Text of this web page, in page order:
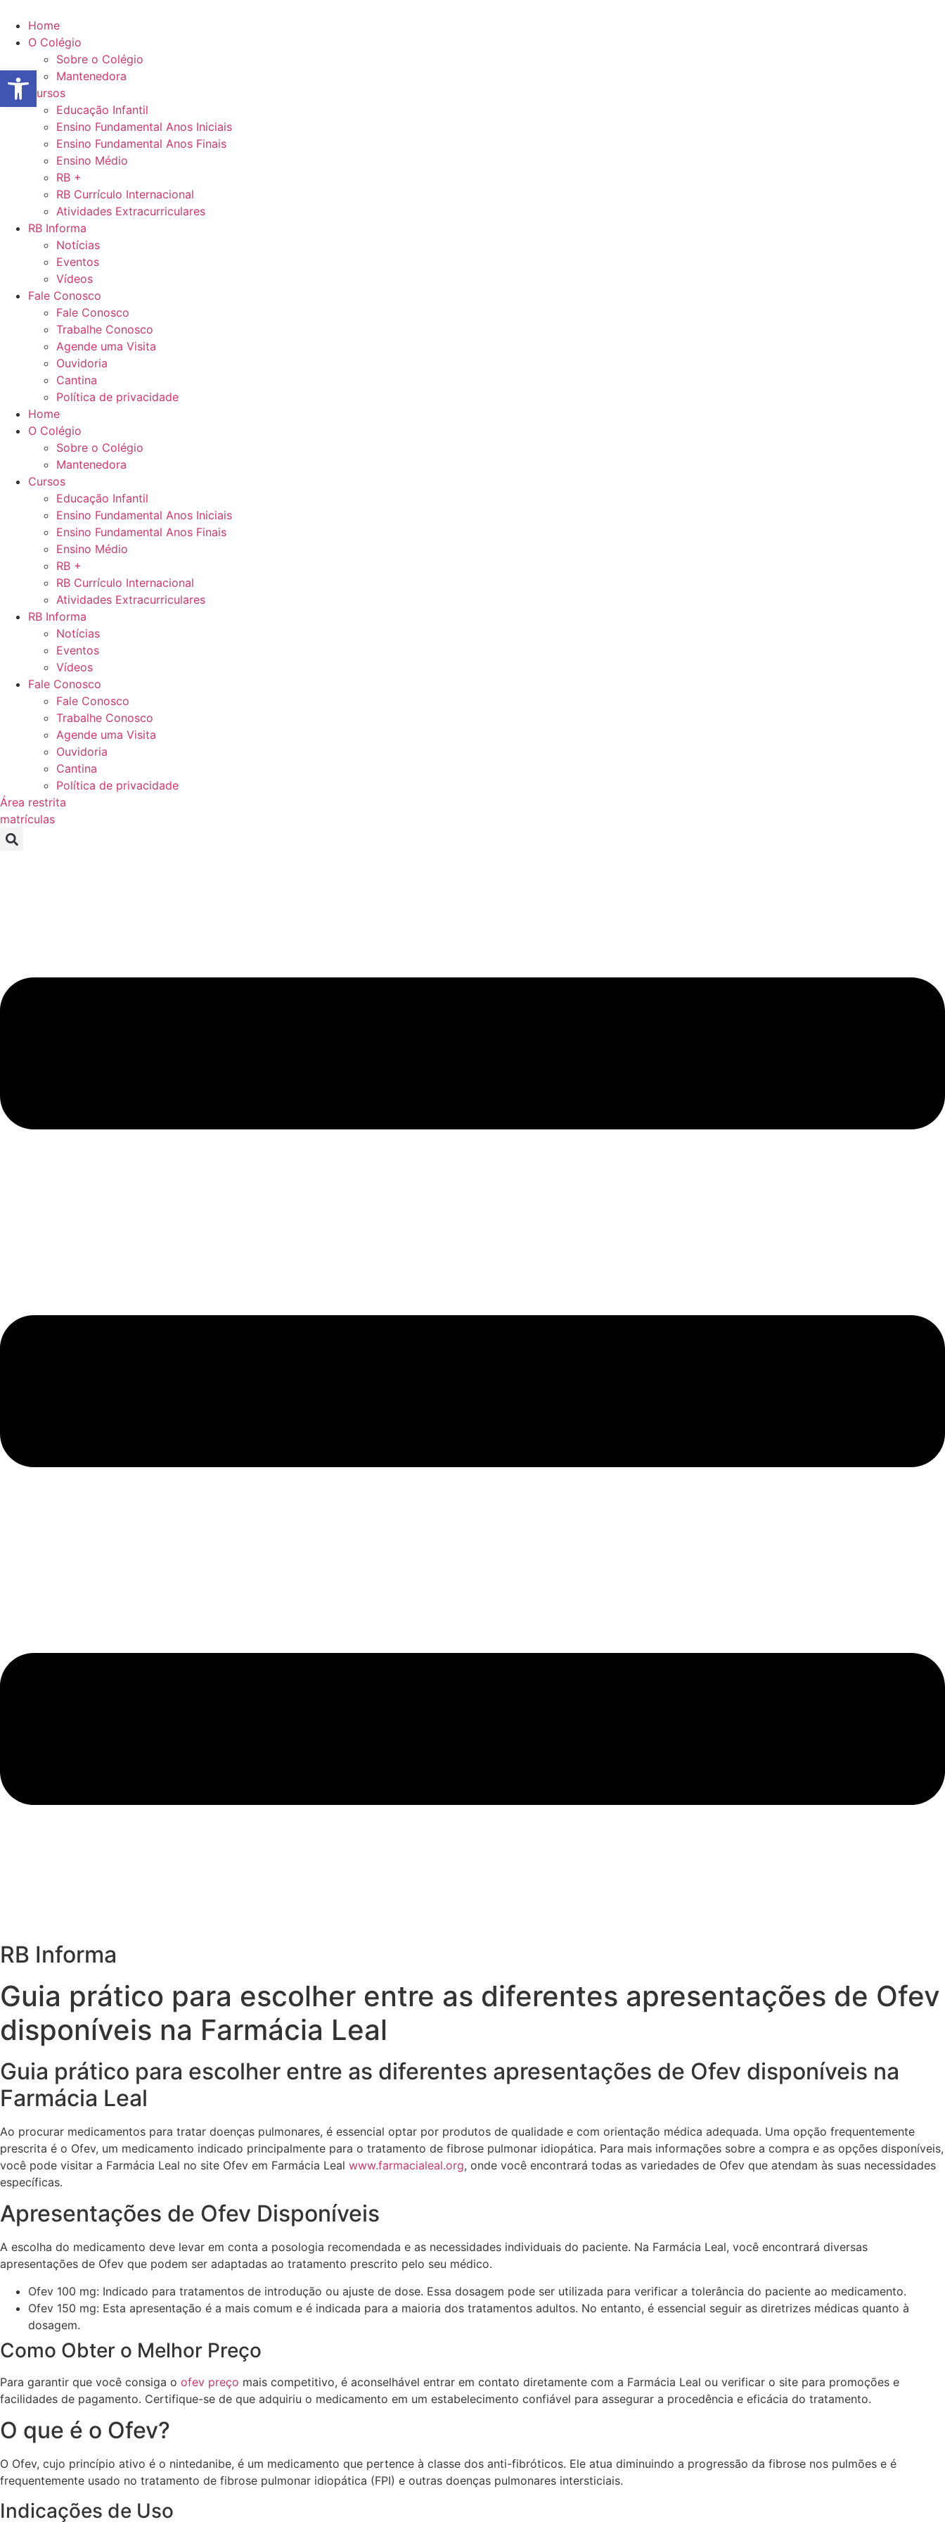
para
conteúdo
Home
O Colégio
Sobre o Colégio
Mantenedora
Cursos
Educação Infantil
Ensino Fundamental Anos Iniciais
Ensino Fundamental Anos Finais
Ensino Médio
RB +
RB Currículo Internacional
Atividades Extracurriculares
RB Informa
Notícias
Eventos
Vídeos
Fale Conosco
Fale Conosco
Trabalhe Conosco
Agende uma Visita
Ouvidoria
Cantina
Política de privacidade
Home
O Colégio
Sobre o Colégio
Mantenedora
Cursos
Educação Infantil
Ensino Fundamental Anos Iniciais
Ensino Fundamental Anos Finais
Ensino Médio
RB +
RB Currículo Internacional
Atividades Extracurriculares
RB Informa
Notícias
Eventos
Vídeos
Fale Conosco
Fale Conosco
Trabalhe Conosco
Agende uma Visita
Ouvidoria
Cantina
Política de privacidade
Área restrita
matrículas
RB Informa
Guia prático para escolher entre as diferentes apresentações de Ofev
disponíveis na Farmácia Leal
Guia prático para escolher entre as diferentes apresentações de Ofev disponíveis na
Farmácia Leal
Ao procurar medicamentos para tratar doenças pulmonares, é essencial optar por produtos de qualidade e com orientação médica adequada. Uma opção frequentemente
prescrita é o Ofev, um medicamento indicado principalmente para o tratamento de fibrose pulmonar idiopática. Para mais informações sobre a compra e as opções disponíveis,
você pode visitar a Farmácia Leal no site Ofev em Farmácia Leal www.farmacialeal.org, onde você encontrará todas as variedades de Ofev que atendam às suas necessidades
específicas.
Apresentações de Ofev Disponíveis
A escolha do medicamento deve levar em conta a posologia recomendada e as necessidades individuais do paciente. Na Farmácia Leal, você encontrará diversas
apresentações de Ofev que podem ser adaptadas ao tratamento prescrito pelo seu médico.
Ofev 100 mg: Indicado para tratamentos de introdução ou ajuste de dose. Essa dosagem pode ser utilizada para verificar a tolerância do paciente ao medicamento.
Ofev 150 mg: Esta apresentação é a mais comum e é indicada para a maioria dos tratamentos adultos. No entanto, é essencial seguir as diretrizes médicas quanto à
dosagem.
Como Obter o Melhor Preço
Para garantir que você consiga o ofev preço mais competitivo, é aconselhável entrar em contato diretamente com a Farmácia Leal ou verificar o site para promoções e
facilidades de pagamento. Certifique-se de que adquiriu o medicamento em um estabelecimento confiável para assegurar a procedência e eficácia do tratamento.
O que é o Ofev?
O Ofev, cujo princípio ativo é o nintedanibe, é um medicamento que pertence à classe dos anti-fibróticos. Ele atua diminuindo a progressão da fibrose nos pulmões e é
frequentemente usado no tratamento de fibrose pulmonar idiopática (FPI) e outras doenças pulmonares intersticiais.
Indicações de Uso
Abrir a barra de ferramentas